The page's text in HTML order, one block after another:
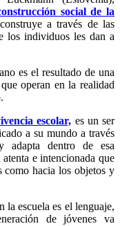
social de la
a través de las
los individuos les dan a
es el resultado de una
operan en la realidad
escolar, es un ser
a su mundo a través
adapta dentro de esa
e intencionada que
como hacia los objetos y
escuela es el lenguaje,
de jóvenes va